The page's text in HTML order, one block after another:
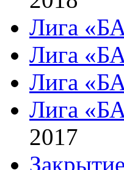
Лига
Лига
Лига
Лига
2017